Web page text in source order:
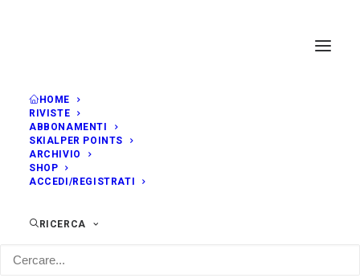
HOME
RIVISTE
ABBONAMENTI
SKIALPER POINTS
ARCHIVIO
SHOP
ACCEDI/REGISTRATI
RICERCA
GENNAIO, 2019
DOM
13
TRACE DU CHÂTELARD -
SPRINT